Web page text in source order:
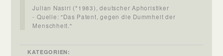
Julian Nasiri (*1983), deutscher Aphoristiker
- Quelle: "Das Patent, gegen die Dummheit der
Menschheit."
KATEGORIEN: